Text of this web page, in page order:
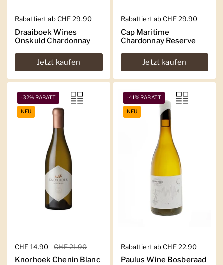
Regulärer Preis
Rabattiert ab CHF 29.90
Draaiboek Wines
Onskuld Chardonnay
Jetzt kaufen
Regulärer Preis
Rabattiert ab CHF 29.90
Cap Maritime
Chardonnay Reserve
Jetzt kaufen
Regulärer Preis
CHF 14.90 Sale-Preis
CHF 21.90
Knorhoek Chenin Blanc
-32% RABATT
NEU
Regulärer Preis
Rabattiert ab CHF 22.90
Paulus Wine Bosberaad
-41% RABATT
NEU